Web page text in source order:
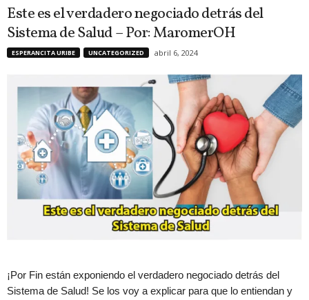
Este es el verdadero negociado detrás del
Sistema de Salud – Por: MaromerOH
ESPERANCITA URIBE UNCATEGORIZED abril 6, 2024
¡Por Fin están exponiendo el verdadero negociado detrás del
Sistema de Salud! Se los voy a explicar para que lo entiendan y